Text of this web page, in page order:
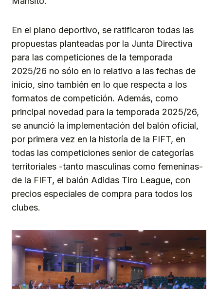
En el plano deportivo, se ratificaron todas las
propuestas planteadas por la Junta Directiva
para las competiciones de la temporada
2025/26 no sólo en lo relativo a las fechas de
inicio, sino también en lo que respecta a los
formatos de competición. Además, como
principal novedad para la temporada 2025/26,
se anunció la implementación del balón oficial,
por primera vez en la historía de la FIFT, en
todas las competiciones senior de categorías
territoriales -tanto masculinas como femeninas-
de la FIFT, el balón Adidas Tiro League, con
precios especiales de compra para todos los
clubes.